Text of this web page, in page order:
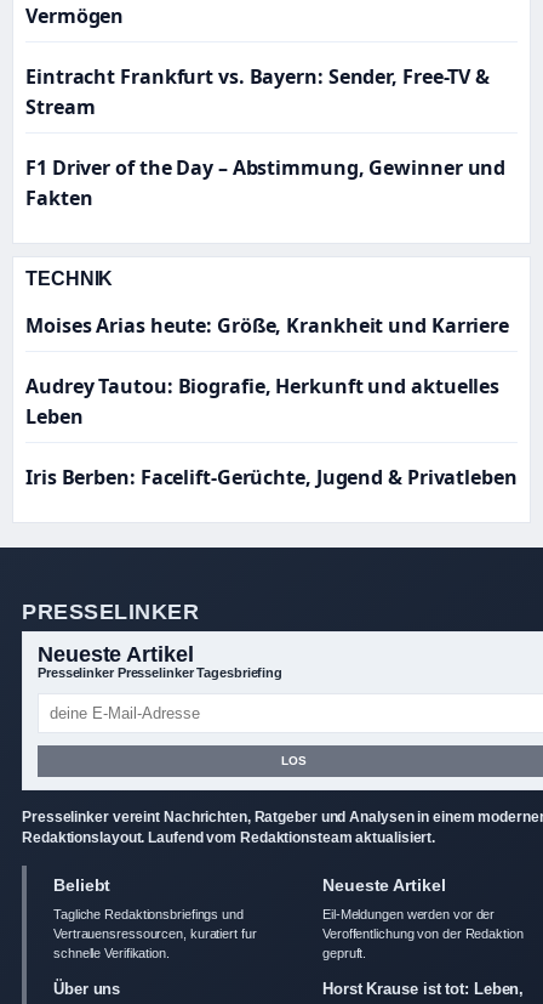
Vermögen
Eintracht Frankfurt vs. Bayern: Sender, Free-TV &
Stream
F1 Driver of the Day – Abstimmung, Gewinner und
Fakten
TECHNIK
Moises Arias heute: Größe, Krankheit und Karriere
Audrey Tautou: Biografie, Herkunft und aktuelles
Leben
Iris Berben: Facelift-Gerüchte, Jugend & Privatleben
PRESSELINKER
Neueste Artikel
Presselinker Presselinker Tagesbriefing
LOS
Presselinker vereint Nachrichten, Ratgeber und Analysen in einem
Redaktionslayout. Laufend vom Redaktionsteam aktualisiert.
Beliebt
Tagliche Redaktionsbriefings und
Vertrauensressourcen, kuratiert fur
schnelle Verifikation.
Über uns
Neueste Artikel
Eil-Meldungen werden vor der
Veroffentlichung von der Redaktion
gepruft.
Horst Krause ist tot: Leben,